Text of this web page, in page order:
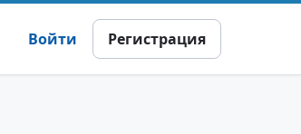
Войти Регистрация